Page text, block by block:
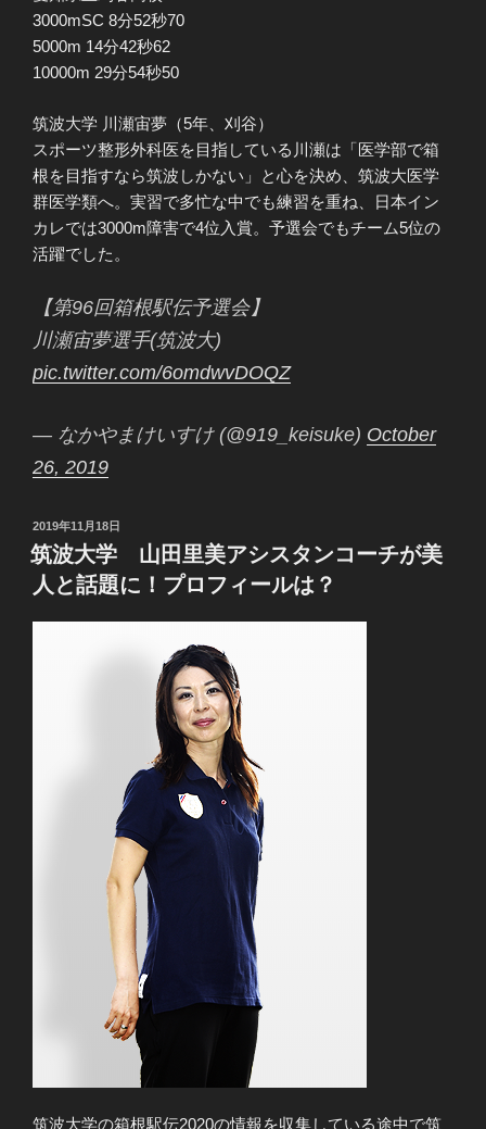
3000mSC 8分52秒70
5000m 14分42秒62
10000m 29分54秒50
筑波大学 川瀬宙夢（5年、刈谷）
スポーツ整形外科医を目指している川瀬は「医学部で箱
根を目指すなら筑波しかない」と心を決め、筑波大医学
群医学類へ。実習で多忙な中でも練習を重ね、日本イン
カレでは3000m障害で4位入賞。予選会でもチーム5位の
活躍でした。
【第96回箱根駅伝予選会】
川瀬宙夢選手(筑波大)
pic.twitter.com/6omdwvDOQZ
— なかやまけいすけ (@919_keisuke) October
26, 2019
投
稿
日:
2019年11月18日
筑波大学 山田里美アシスタンコーチが美
人と話題に！プロフィールは？
筑波大学の箱根駅伝2020の情報を収集している途中で筑